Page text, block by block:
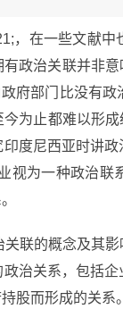
，在一些文献
政治关联并非
府部门比没有
为止都难以形
度尼西亚时讲
视为一种政治联
联的概念及其
治关系，包括
股而形成的关系。